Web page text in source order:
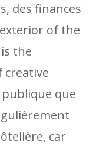
des finances
of the
the
que
car